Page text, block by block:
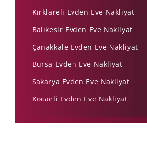
Kırklareli Evden Eve Nakliyat
Balıkesir Evden Eve Nakliyat
Çanakkale Evden Eve Nakliyat
Bursa Evden Eve Nakliyat
Sakarya Evden Eve Nakliyat
Kocaeli Evden Eve Nakliyat